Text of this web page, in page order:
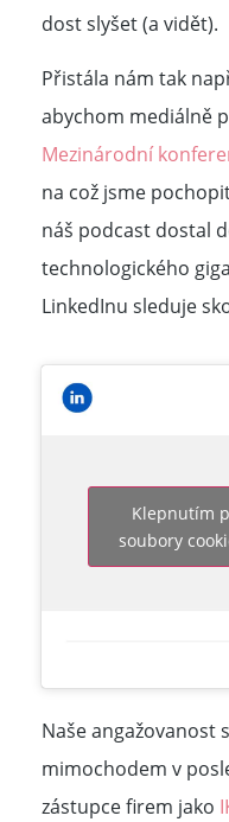
dost slyšet (a vidět).
Přistála nám tak
abychom mediálně
Mezinárodní
na což jsme
náš podcast dostal
technologického
LinkedInu sleduje
Klepnutím
soubory
Naše angažovanost
mimochodem v
zástupce firem jako